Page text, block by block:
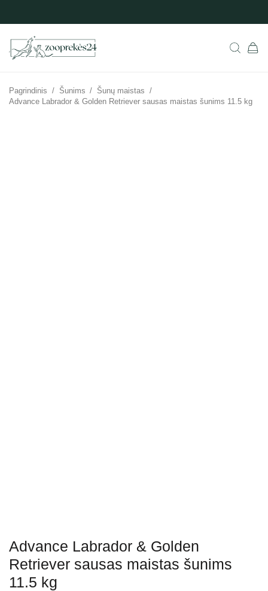
Pagrindinis / Šunims / Šunų maistas /
Advance Labrador & Golden Retriever sausas maistas šunims 11.5 kg
Advance Labrador & Golden
Retriever sausas maistas šunims
11.5 kg